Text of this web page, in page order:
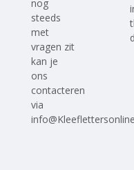
nog
steeds
met
vragen zit
kan je
ons
contacteren
via